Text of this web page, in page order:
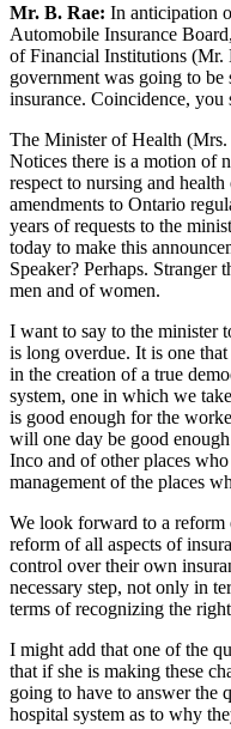
Mr. B. Rae: In anticipation
Automobile Insurance
of Financial Institutions (Mr.
government was going to
insurance. Coincidence, you
The Minister of Health
Notices there is a motion of
respect to nursing and
amendments to Ontario
years of requests to the
today to make this
Speaker? Perhaps. Stranger
men and of women.
I want to say to the minister
is long overdue. It is one
in the creation of a true
system, one in which we
is good enough for the
will one day be good
Inco and of other places
management of the places
We look forward to a
reform of all aspects of
control over their own
necessary step, not only in
terms of recognizing the
I might add that one of the
that if she is making these
going to have to answer the
hospital system as to why